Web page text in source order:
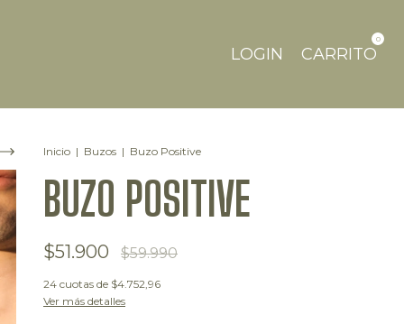
LOGIN CARRITO
0
Inicio | Buzos | Buzo Positive
BUZO POSITIVE
$51.900 $59.990
24 cuotas de $4.752,96
Ver más detalles